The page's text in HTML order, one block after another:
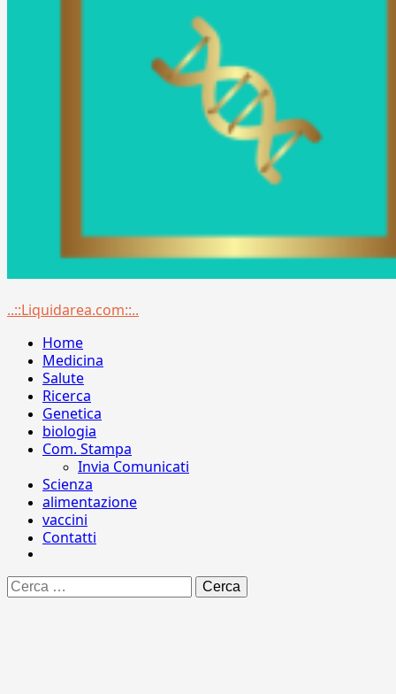
Menu
..::Liquidarea.com::..
Home
Medicina
Salute
Ricerca
Genetica
biologia
Com. Stampa
Invia Comunicati
Scienza
alimentazione
vaccini
Contatti
Ricerca
per: